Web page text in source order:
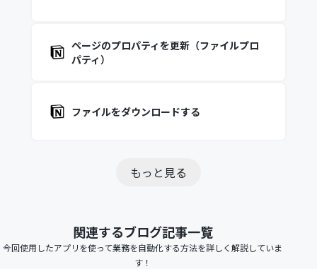
ページのプロパティを更新（ファイルプロ
パティ）
ファイルをダウンロードする
もっと見る
関連するブログ記事一覧
今回使用したアプリを使って業務を自動化する方法を詳しく解説していま
す！